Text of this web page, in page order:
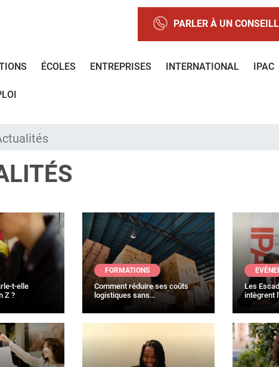
PARLER À UN
ÉCOLES ENTREPRISES INTERNATIONAL IPAC
t-elle
Z ?
FORMATIONS
Comment réduire ses coûts
logistiques sans…
Les
intègrent